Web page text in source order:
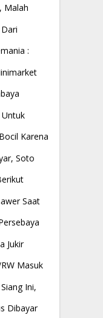
Malah
:
Karena
Soto
Saat
Jukir
Masuk
Ini,
Dibayar